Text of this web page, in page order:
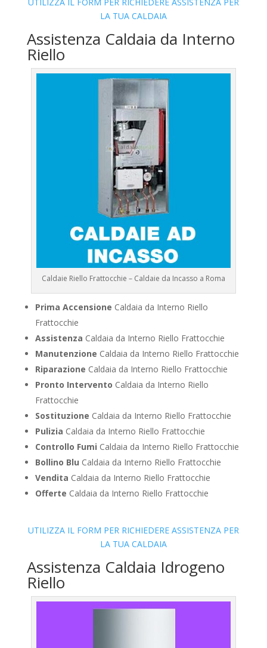
UTILIZZA IL FORM PER RICHIEDERE ASSISTENZA PER
LA TUA CALDAIA
Assistenza Caldaia da Interno
Riello
Caldaie Riello Frattocchie – Caldaie da Incasso a Roma
Prima Accensione Caldaia da Interno Riello
Frattocchie
Assistenza Caldaia da Interno Riello Frattocchie
Manutenzione Caldaia da Interno Riello Frattocchie
Riparazione Caldaia da Interno Riello Frattocchie
Pronto Intervento Caldaia da Interno Riello
Frattocchie
Sostituzione Caldaia da Interno Riello Frattocchie
Pulizia Caldaia da Interno Riello Frattocchie
Controllo Fumi Caldaia da Interno Riello Frattocchie
Bollino Blu Caldaia da Interno Riello Frattocchie
Vendita Caldaia da Interno Riello Frattocchie
Offerte Caldaia da Interno Riello Frattocchie
UTILIZZA IL FORM PER RICHIEDERE ASSISTENZA PER
LA TUA CALDAIA
Assistenza Caldaia Idrogeno
Riello